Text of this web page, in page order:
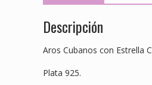
Descripción
Aros Cubanos con Estrella
Plata 925.